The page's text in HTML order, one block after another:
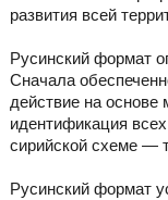
развития всей
Русинский формат
Сначала
действие на основе
идентификация
сирийской схеме —
Русинский формат